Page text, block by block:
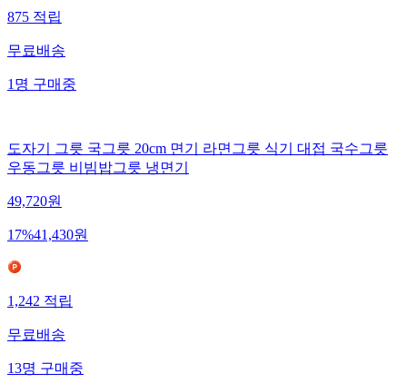
875적립
무료배송
1명구매중
도자기 그릇 국그릇 20cm 면기 라면그릇 식기 대접 국수그릇
우동그릇 비빔밥그릇 냉면기
49,720원
17%41,430원
1,242적립
무료배송
13명구매중